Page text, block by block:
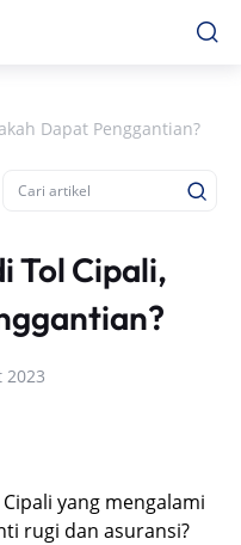
Dapat Penggantian?
Tol Cipali,
2023
yang mengalami
rugi dan asuransi?